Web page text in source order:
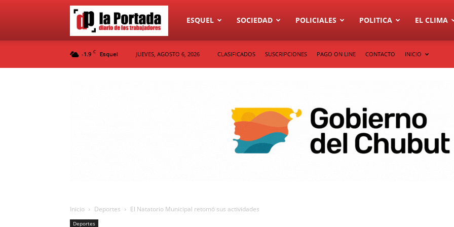
Diario
La
ESQUEL SOCIEDAD POLICIALES POLITICA EL CLIMA
-1.9 C Esquel JUEVES, AGOSTO 6, 2026 CLASIFICADOS SUSCRIPCIONES PAGO ON LINE CONTACTO INICIO
Inicio Deportes El Natatorio Municipal retomó sus actividades
Deportes